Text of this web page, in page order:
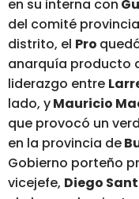
en su interna con
del comité
distrito, el Pro
anarquía producto
liderazgo entre
lado, yMauricio
que provocó un
en la provincia de
Gobierno porteño
vicejefe, Diego